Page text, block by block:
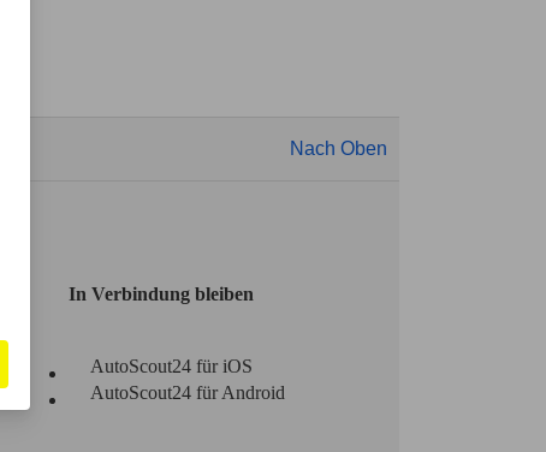
Nach Oben
In Verbindung bleiben
AutoScout24 für iOS
AutoScout24 für Android